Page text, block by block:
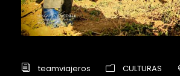
teamviajeros CULTURAS